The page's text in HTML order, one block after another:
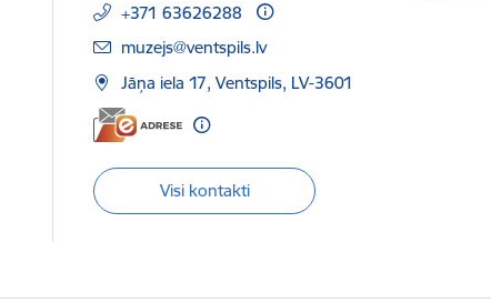
+371 63626288
E-pasts:
muzejs@ventspils.lv
Jāņa iela 17, Ventspils, LV-3601
Visi kontakti